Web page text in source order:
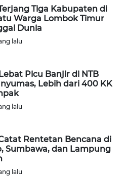
Tiga Kabupaten di
Warga Lombok Timur
Dunia
lalu
Picu Banjir di NTB
Lebih dari 400 KK
lalu
Rentetan Bencana di
Sumbawa, dan Lampung
lalu